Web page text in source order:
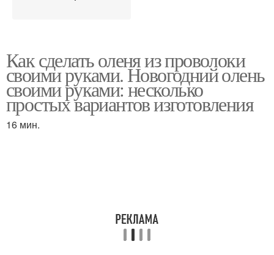
Как сделать оленя из проволоки
своими руками. Новогодний олень
своими руками: несколько
простых вариантов изготовления
16 мин.